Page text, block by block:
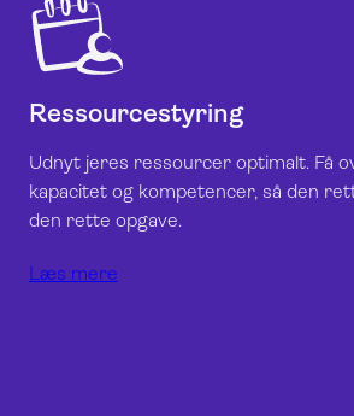
Ressourcestyring
Udnyt jeres ressourcer optimalt. Få
kapacitet og kompetencer, så den
den rette opgave.
Læs mere